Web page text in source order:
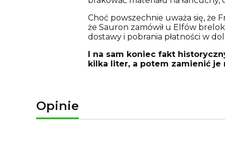
Choć powszechnie uważa się, że
że Sauron zamówił u Elfów
dostawy i pobrania płatności w
I na sam koniec fakt
kilka liter, a potem zamienić je
Opinie